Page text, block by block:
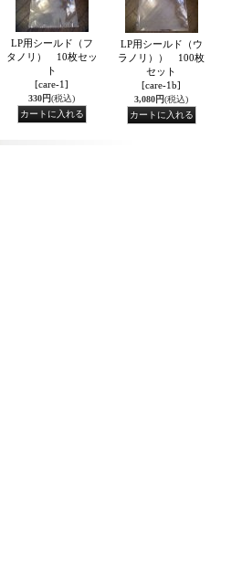
LP用シールド（フ
タノリ） 10枚セッ
ト
[care-1]
330円(税込)
LP用シールド（ウ
ラノリ）） 100枚
セット
[care-1b]
3,080円(税込)